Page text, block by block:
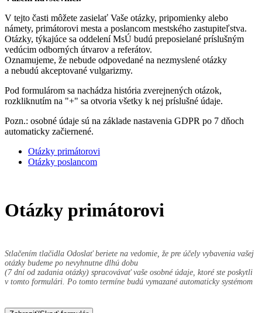
V tejto časti môžete zasielať Vaše otázky, pripomienky alebo
námety, primátorovi mesta a poslancom mestského zastupiteľstva.
Otázky, týkajúce sa oddelení MsÚ budú preposielané príslušným
vedúcim odborných útvarov a referátov.
Oznamujeme, že nebude odpovedané na nezmyslené otázky
a nebudú akceptované vulgarizmy.
Pod formulárom sa nachádza história zverejnených otázok,
rozkliknutím na "+" sa otvoria všetky k nej príslušné údaje.
Pozn.: osobné údaje sú na základe nastavenia GDPR po 7 dňoch
automaticky začiernené.
Otázky primátorovi
Otázky poslancom
Otázky primátorovi
Stlačením tlačidla Odoslať beriete na vedomie, že pre účely vybavenia vašej
otázky budeme po nevyhnutne dlhú dobu
(7 dní od zadania otázky) spracovávať vaše osobné údaje, ktoré ste poskytli
v tomto formulári. Po tomto termíne budú vymazané automaticky systémom